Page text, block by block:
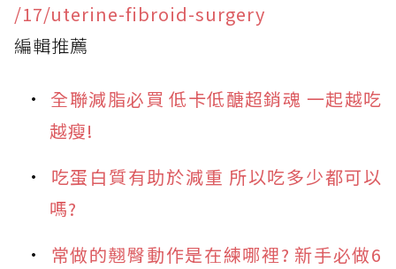
/17/uterine-fibroid-surgery
編輯推薦
全聯減脂必買 低卡低醣超銷魂 一起越吃
越瘦!
吃蛋白質有助於減重 所以吃多少都可以
嗎?
常做的翹臀動作是在練哪裡? 新手必做6